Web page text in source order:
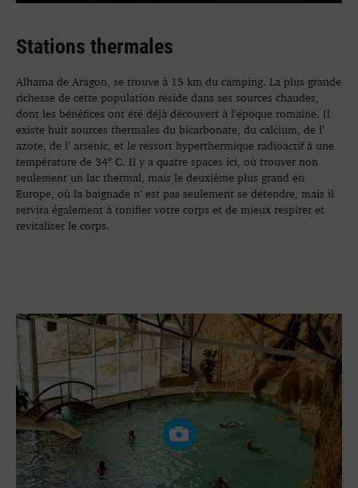
Stations thermales
Alhama de Aragon, se trouve à 15 km du camping. La plus grande
richesse de cette population réside dans ses sources chaudes,
dont les bénéfices ont été déjà découvert à l’époque romaine. Il
existe huit sources thermales du bicarbonate, du calcium, de l’
azote, de l’ arsenic, et le ressort hyperthermique radioactif à une
température de 34° C. Il y a quatre spaces ici, où trouver non
seulement un lac thermal, mais le deuxième plus grand en
Europe, où la baignade n’ est pas seulement se détendre, mais il
servira également à tonifier votre corps et de mieux respirer et
revitaliser le corps.